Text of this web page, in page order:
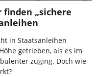
finden „sichere
in Staatsanleihen
getrieben, als es im
zuging. Doch wie